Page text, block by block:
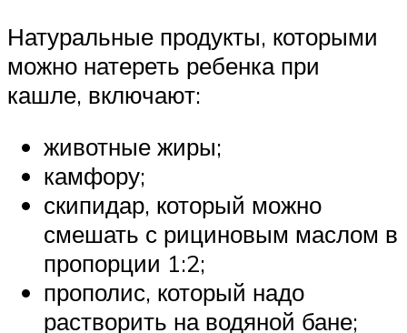
Натуральные продукты, которыми
можно натереть ребенка при
кашле, включают:
животные жиры;
камфору;
скипидар, который можно
смешать с рициновым маслом в
пропорции 1:2;
прополис, который надо
растворить на водяной бане;